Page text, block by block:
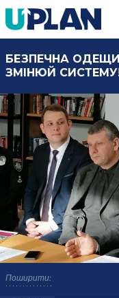
Поширити:
БЕЗПЕЧНА
ЗМІНЮЙ